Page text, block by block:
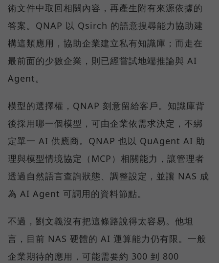
術文件中取回相關內容，再產生附有來源依據的
答案。QNAP 以 Qsirch 的語意搜尋能力協助建
構這類應用，協助企業建立私有知識庫；而走在
最前面的少數企業，則已經嘗試地端推論與 AI
Agent。
模型的選擇權，QNAP 刻意留給客戶。知識庫背
後採用哪一個模型，可由企業依需求決定，不綁
定單一 AI 供應商。QNAP 也以 QuAgent AI 助
理與模型情境協定（MCP）相關能力，讓管理者
透過自然語言查詢狀態、調整設定，並讓 NAS 成
為 AI Agent 可調用的資料節點。
不過，劉文義沒有把這條路說得太容易。他坦
言，目前 NAS 硬體的 AI 運算能力仍有限。一般
企業期待的應用，可能需要約 300 到 800